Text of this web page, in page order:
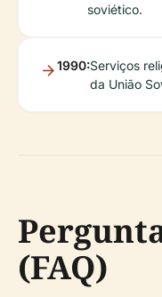
soviético.
1990:Serviços
da União
(FAQ)